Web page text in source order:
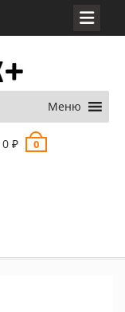
Меню
0 ₽ 0